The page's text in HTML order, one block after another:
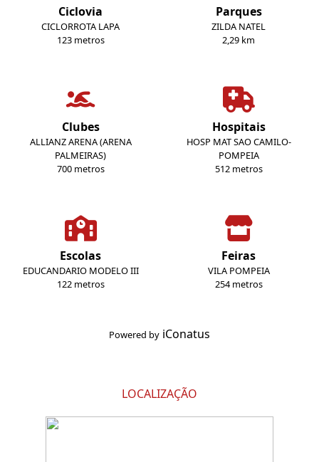
Ciclovia
CICLORROTA LAPA
123 metros
Parques
ZILDA NATEL
2,29 km
Clubes
ALLIANZ ARENA (ARENA
PALMEIRAS)
700 metros
Hospitais
HOSP MAT SAO CAMILO-
POMPEIA
512 metros
Escolas
EDUCANDARIO MODELO III
122 metros
Feiras
VILA POMPEIA
254 metros
Powered by iConatus
LOCALIZAÇÃO